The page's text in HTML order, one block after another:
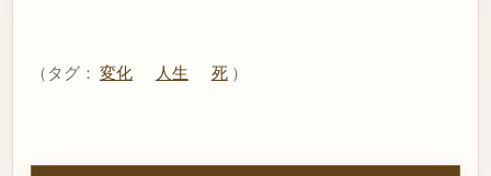
（タグ： 変化 人生 死 ）